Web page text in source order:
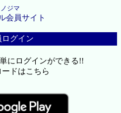
ノジマ
会員サイト
ログイン
にログインができる!!
ードはこちら